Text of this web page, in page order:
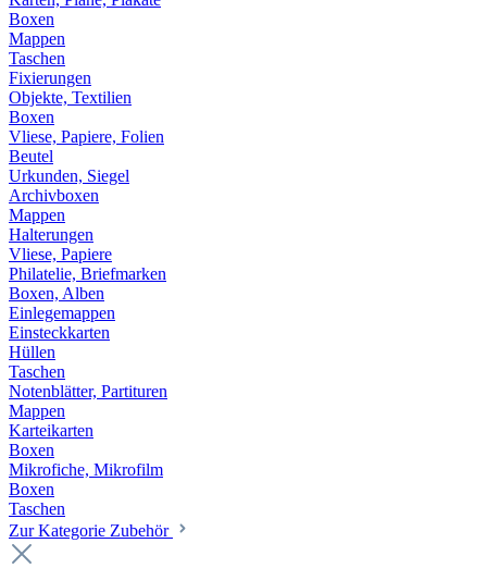
Boxen
Mappen
Taschen
Fixierungen
Objekte, Textilien
Boxen
Vliese, Papiere, Folien
Beutel
Urkunden, Siegel
Archivboxen
Mappen
Halterungen
Vliese, Papiere
Philatelie, Briefmarken
Boxen, Alben
Einlegemappen
Einsteckkarten
Hüllen
Taschen
Notenblätter, Partituren
Mappen
Karteikarten
Boxen
Mikrofiche, Mikrofilm
Boxen
Taschen
Zur Kategorie Zubehör